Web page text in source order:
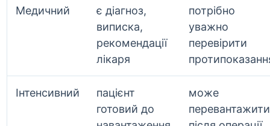
Медичний
є діагноз,
виписка,
рекомендації
лікаря
потрібно
уважно
перевірити
Інтенсивний
пацієнт
готовий до
може
перевантажити